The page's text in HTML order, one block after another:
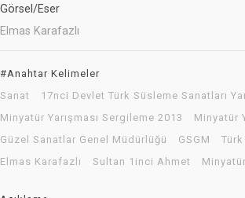
Görsel/Eser
Elmas Karafazlı
#Anahtar Kelimeler
Sanat
17nci Devlet Türk Süsleme Sanatları
Minyatür Yarışması Sergileme 2013
Minyatür
Güzel Sanatlar Genel Müdürlüğü
GSGM
Elmas Karafazlı
Sultan 1inci Ahmet